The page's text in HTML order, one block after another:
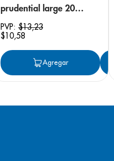
prudential large 20
unidades
PVP: $13,23
$10,58
Agregar